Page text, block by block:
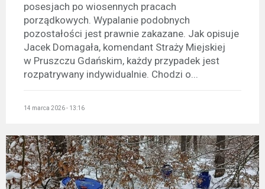
posesjach po wiosennych pracach
porządkowych. Wypalanie podobnych
pozostałości jest prawnie zakazane. Jak opisuje
Jacek Domagała, komendant Straży Miejskiej
w Pruszczu Gdańskim, każdy przypadek jest
rozpatrywany indywidualnie. Chodzi o...
14 marca 2026 - 13:16